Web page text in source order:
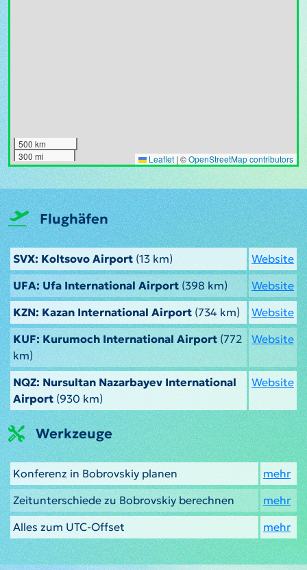
500 km
300 mi
Leaflet | ©OpenStreetMap contributors
Flughäfen
SVX: Koltsovo Airport (13 km)
Website
UFA: Ufa International Airport(398 km)
Website
KZN: Kazan International Airport (734 km)
Website
KUF: Kurumoch International Airport(772
km)
Website
NQZ: Nursultan Nazarbayev International
Airport (930 km)
Website
Werkzeuge
Konferenz in Bobrovskiy planen
mehr
Zeitunterschiede zu Bobrovskiy berechnen
mehr
Alles zum UTC-Offset
mehr